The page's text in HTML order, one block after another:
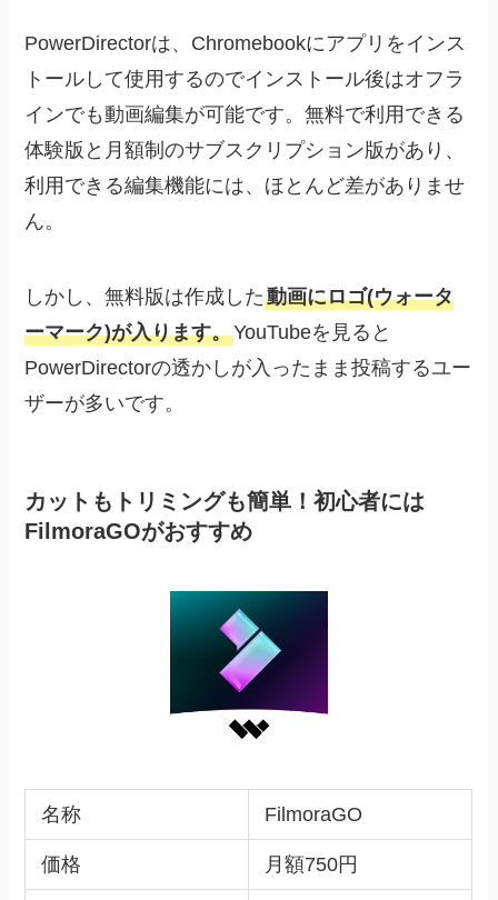
PowerDirectorは、Chromebookにアプリをインス
トールして使用するのでインストール後はオフラ
インでも動画編集が可能です。無料で利用できる
体験版と月額制のサブスクリプション版があり、
利用できる編集機能には、ほとんど差がありませ
ん。
しかし、無料版は作成した動画にロゴ(ウォータ
ーマーク)が入ります。YouTubeを見ると
PowerDirectorの透かしが入ったまま投稿するユー
ザーが多いです。
カットもトリミングも簡単！初心者には
FilmoraGOがおすすめ
名称 FilmoraGO
価格 月額750円